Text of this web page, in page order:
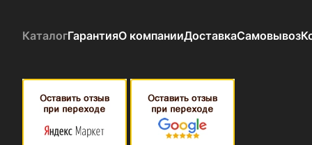
КаталогГарантияО компанииДоставкаСамовывоз